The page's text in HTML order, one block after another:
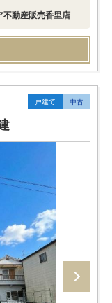
不動産販売香里店
戸建て 中古